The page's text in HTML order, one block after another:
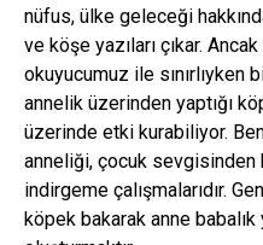
nüfus, ülke geleceği
ve köşe yazıları çıkar.
okuyucumuz ile sınırlıyken
annelik üzerinden yaptığı
üzerinde etki kurabiliyor.
anneliği, çocuk
indirgeme çalışmalarıdır.
köpek bakarak anne